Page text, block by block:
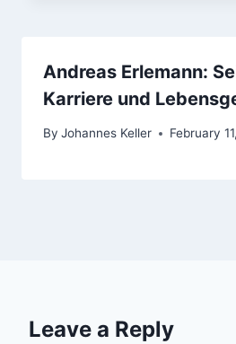
Andreas Erlemann:
Karriere und
By Johannes Keller February
Leave a Reply